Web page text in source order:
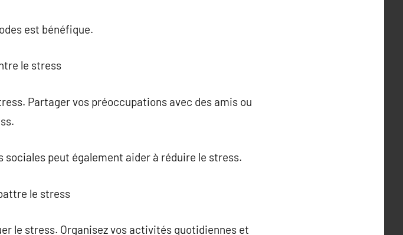
est bénéfique.
le stress
Partager vos préoccupations avec des amis ou
peut également aider à réduire le stress.
le stress
le stress. Organisez vos activités quotidiennes et